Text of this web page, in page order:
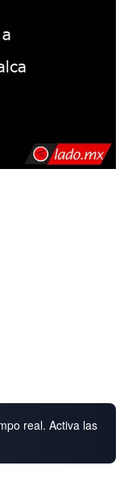
real. Activa las